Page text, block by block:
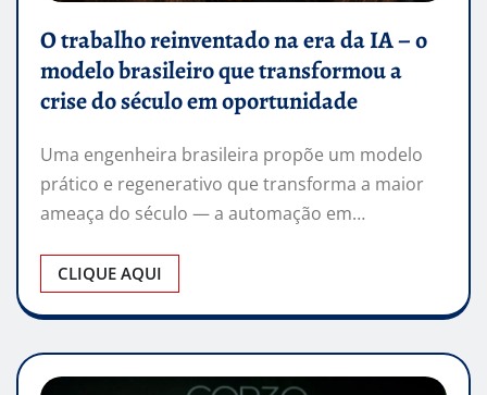
O trabalho reinventado na era da IA – o
modelo brasileiro que transformou a
crise do século em oportunidade
Uma engenheira brasileira propõe um modelo
prático e regenerativo que transforma a maior
ameaça do século — a automação em…
CLIQUE AQUI